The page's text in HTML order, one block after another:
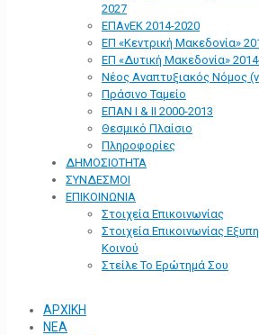
2027
ΕΠΑνΕΚ 2014-2020
ΕΠ «Kεντρική Μακεδονία»
ΕΠ «Δυτική Μακεδονία»
Νέος Αναπτυξιακός Νόμος
Πράσινο Ταμείο
ΕΠΑΝ Ι & ΙΙ 2000-2013
Θεσμικό Πλαίσιο
Πληροφορίες
ΔΗΜΟΣΙΟΤΗΤΑ
ΣΥΝΔΕΣΜΟΙ
ΕΠΙΚΟΙΝΩΝΙΑ
Στοιχεία Επικοινωνίας
Στοιχεία Επικοινωνίας
Κοινού
Στείλε Το Ερώτημά Σου
ΑΡΧΙΚΗ
ΝΕΑ